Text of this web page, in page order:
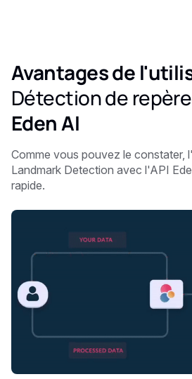
Avantages de
Détection de
Eden AI
Comme vous pouvez le constater,
Landmark Detection avec l'API
rapide.